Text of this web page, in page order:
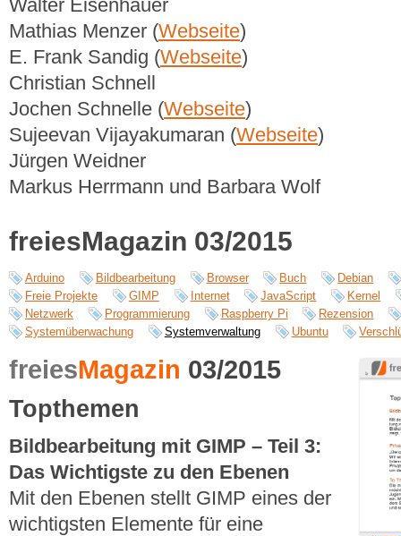
Walter Eisenhauer
Mathias Menzer (Webseite)
E. Frank Sandig (Webseite)
Christian Schnell
Jochen Schnelle (Webseite)
Sujeevan Vijayakumaran (Webseite)
Jürgen Weidner
Markus Herrmann und Barbara Wolf
freiesMagazin 03/2015
Arduino Bildbearbeitung Browser Buch
Debian
Freie Projekte
GIMP Internet JavaScript
Kernel
Netzwerk
Programmierung Raspberry Pi
Rezension
Systemüberwachung
Systemverwaltung Ubuntu
freiesMagazin 03/2015
Topthemen
Bildbearbeitung mit GIMP – Teil 3:
Das Wichtigste zu den Ebenen
Mit den Ebenen stellt GIMP eines der
wichtigsten Elemente für eine